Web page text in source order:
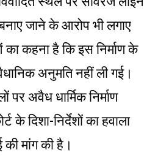
जाने के आरोप भी लगाए
कहना है कि इस निर्माण के
अनुमति नहीं ली गई।
पर अवैध धार्मिक निर्माण
के दिशा-निर्देशों का हवाला
की मांग की है।